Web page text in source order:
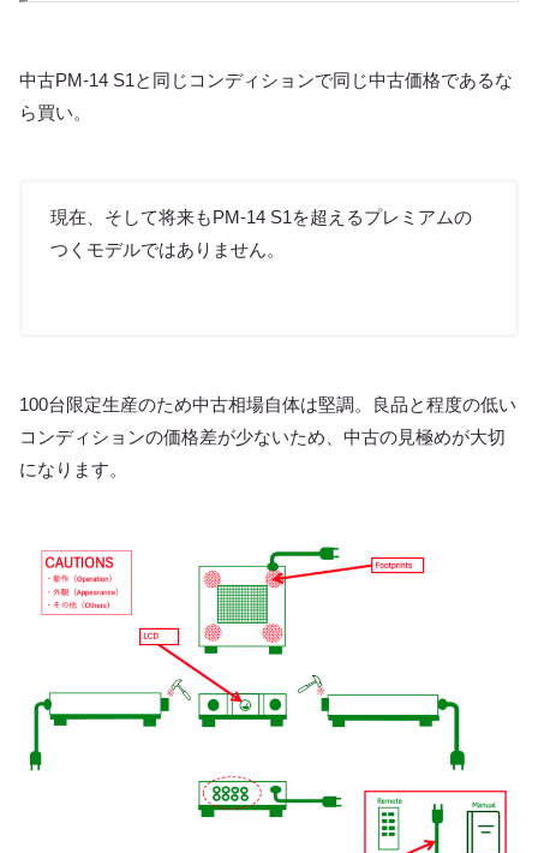
中古PM-14 S1と同じコンディションで同じ中古価格であるな
ら買い。
現在、そして将来もPM-14 S1を超えるプレミアムの
つくモデルではありません。
100台限定生産のため中古相場自体は堅調。良品と程度の低い
コンディションの価格差が少ないため、中古の見極めが大切
になります。